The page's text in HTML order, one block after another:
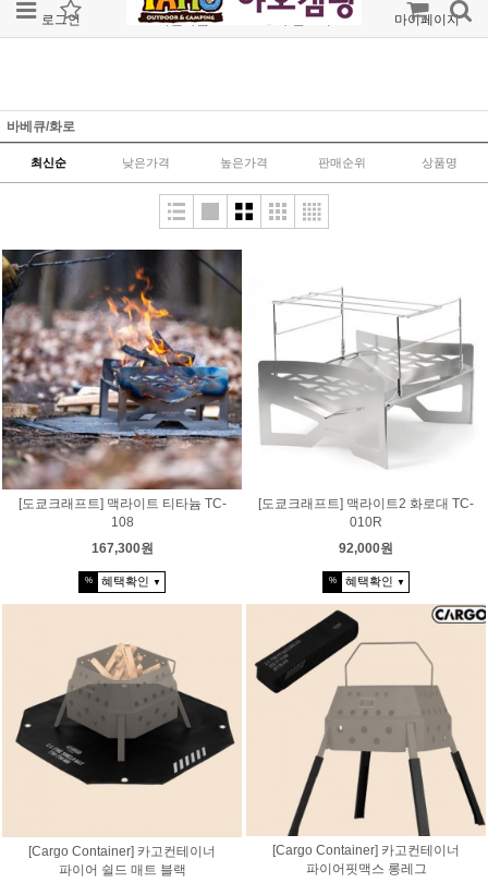
로그인 회원가입 주문조회 마이페이지
바베큐/화로
최신순 낮은가격 높은가격 판매순위 상품명
[도쿄크래프트] 맥라이트 티타늄 TC-
108
167,300원
% 혜택확인 ▼
[도쿄크래프트] 맥라이트2 화로대 TC-
010R
92,000원
% 혜택확인 ▼
[Cargo Container] 카고컨테이너
파이어 쉴드 매트 블랙
[Cargo Container] 카고컨테이너
파이어핏맥스 롱레그